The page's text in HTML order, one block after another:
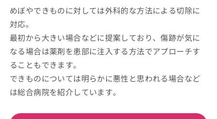
めぼやできものに対しては外科的な方法による切除に
対応。
最初から大きい場合などに提案しており、傷跡が気に
なる場合は薬剤を患部に注入する方法でアプローチす
ることもできます。
できものについては明らかに悪性と思われる場合など
は総合病院を紹介しています。